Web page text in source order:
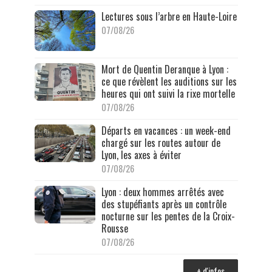
Lectures sous l’arbre en Haute-Loire
07/08/26
Mort de Quentin Deranque à Lyon :
ce que révèlent les auditions sur les
heures qui ont suivi la rixe mortelle
07/08/26
Départs en vacances : un week-end
chargé sur les routes autour de
Lyon, les axes à éviter
07/08/26
Lyon : deux hommes arrêtés avec
des stupéfiants après un contrôle
nocturne sur les pentes de la Croix-
Rousse
07/08/26